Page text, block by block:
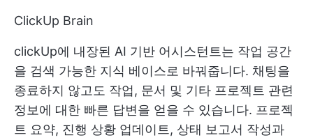
ClickUp Brain
clickUp에 내장된 AI 기반 어시스턴트는 작업 공간
을 검색 가능한 지식 베이스로 바꿔줍니다. 채팅을
종료하지 않고도 작업, 문서 및 기타 프로젝트 관련
정보에 대한 빠른 답변을 얻을 수 있습니다. 프로젝
트 요약, 진행 상황 업데이트, 상태 보고서 작성과